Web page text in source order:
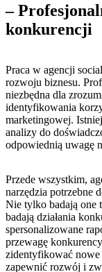
–
konkurencji
Praca w ‍agencji
rozwoju biznesu.
niezbędna dla
identyfikowania
marketingowej.
analizy do‍
odpowiednią uwagę
Przede ‍wszystkim,
narzędzia potrzebne
Nie tylko badają one
badają działania
spersonalizowane
przewagę
zidentyfikować nowe
zapewnić rozwój i